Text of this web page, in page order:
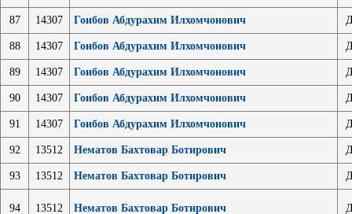
87 14307 Гоибов Абдурахим Илхомчонович
88 14307 Гоибов Абдурахим Илхомчонович
89 14307 Гоибов Абдурахим Илхомчонович
90 14307 Гоибов Абдурахим Илхомчонович
91 14307 Гоибов Абдурахим Илхомчонович
92 13512 Нематов Бахтовар Ботирович
93 13512 Нематов Бахтовар Ботирович
94 13512 Нематов Бахтовар Ботирович